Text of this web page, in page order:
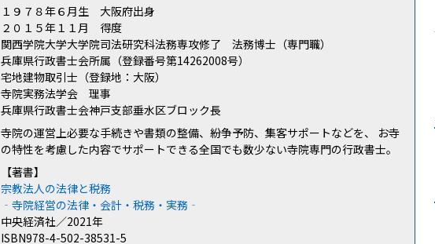
１９７８年６月生 大阪府出身
２０１５年１１月 得度
関西学院大学大学院司法研究科法務専攻修了 法務博士（専門職）
兵庫県行政書士会所属（登録番号第14262008号）
宅地建物取引士（登録地：大阪）
寺院実務法学会 理事
兵庫県行政書士会神戸支部垂水区ブロック長
寺院の運営上必要な手続きや書類の整備、紛争予防、集客サポートなどを、 お寺
の特性を考慮した内容でサポートできる全国でも数少ない寺院専門の行政書士。
【著書】
宗教法人の法律と税務
‐寺院経営の法律・会計・税務・実務‐
中央経済社／2021年
ISBN978-4-502-38531-5